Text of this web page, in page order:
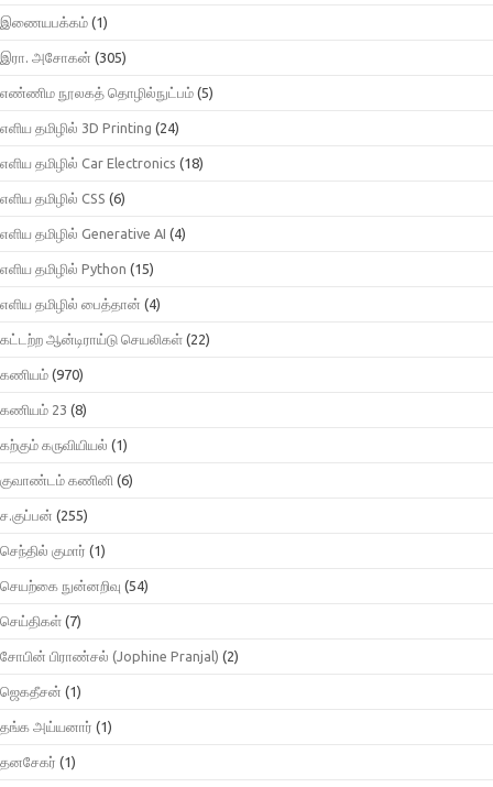
இணையபக்கம் (1)
இரா. அசோகன் (305)
எண்ணிம நூலகத் தொழில்நுட்பம் (5)
எளிய தமிழில் 3D Printing (24)
எளிய தமிழில் Car Electronics (18)
எளிய தமிழில் CSS (6)
எளிய தமிழில் Generative AI (4)
எளிய தமிழில் Python (15)
எளிய தமிழில் பைத்தான் (4)
கட்டற்ற ஆன்டிராய்டு செயலிகள் (22)
கணியம் (970)
கணியம் 23 (8)
கற்கும் கருவியியல் (1)
குவாண்டம் கணினி (6)
ச.குப்பன் (255)
செந்தில் குமார் (1)
செயற்கை நுன்னறிவு (54)
செய்திகள் (7)
சோபின் பிராண்சல் (Jophine Pranjal) (2)
ஜெகதீசன் (1)
தங்க அய்யனார் (1)
தனசேகர் (1)